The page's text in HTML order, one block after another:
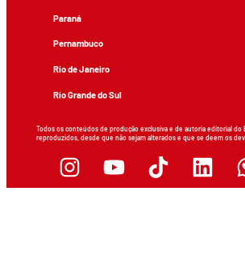
Paraná
Pernambuco
Rio de Janeiro
Rio Grande do Sul
Todos os conteúdos de produção exclusiva e de autoria editorial do
reproduzidos, desde que não sejam alterados e que se deem os